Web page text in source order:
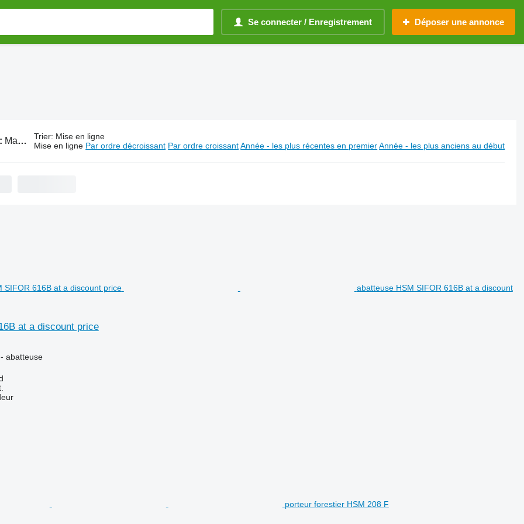
Se connecter / Enregistrement Déposer une annonce
Matériel forestier HSM Trier: Mise en ligne
Mise en ligne Par ordre décroissant Par ordre croissant Année - les plus récentes en premier Année - les plus anciens au début
abatteuse HSM SIFOR 616B at a discount
at a discount price
abatteuse
porteur forestier HSM 208 F